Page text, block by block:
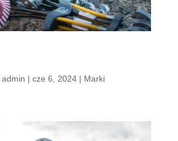
admin | cze 6, 2024| Marki